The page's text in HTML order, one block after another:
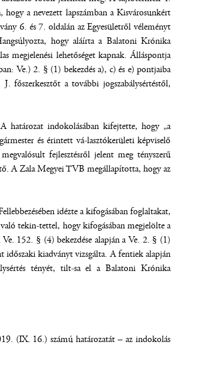
a nevezett lapszámban a Kisvárosunkért
6. és 7. oldalán az Egyesületről véleményt
hogy aláírta a Balatoni Krónika
megjelenési lehetőséget kapnak. Álláspontja
Ve.) 2. § (1) bekezdés a), c) és e) pontjaiba
főszerkesztőt a további jogszabálysértéstől,
indokolásában kifejtette, hogy „a
és érintett vá-lasztókerületi képviselő
fejlesztésről jelent meg tényszerű
A Zala Megyei TVB megállapította, hogy az
idézte a kifogásában foglaltakat,
tekin-tettel, hogy kifogásában megjelölte a
152. § (4) bekezdése alapján a Ve. 2. § (1)
időszaki kiadványt vizsgálta. A fentiek alapján
tényét, tilt-sa el a Balatoni Krónika
(IX. 16.) számú határozatát – az indokolás